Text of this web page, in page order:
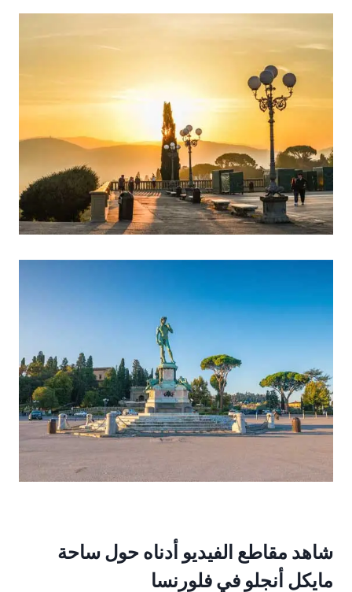
شاهد مقاطع الفيديو أدناه حول ساحة
مايكل أنجلو في فلورنسا